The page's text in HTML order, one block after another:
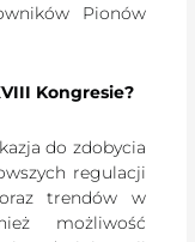
Pionów
Kongresie?
do zdobycia
regulacji
trendów w
możliwość